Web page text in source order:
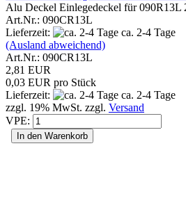
Alu Deckel Einlegedeckel für 090R13L
Art.Nr.: 090CR13L
Lieferzeit:
ca. 2-4 Tage
(Ausland abweichend)
Art.Nr.: 090CR13L
2,81 EUR
0,03 EUR pro Stück
Lieferzeit:
ca. 2-4 Tage
zzgl. 19% MwSt. zzgl. Versand
VPE:
In den Warenkorb